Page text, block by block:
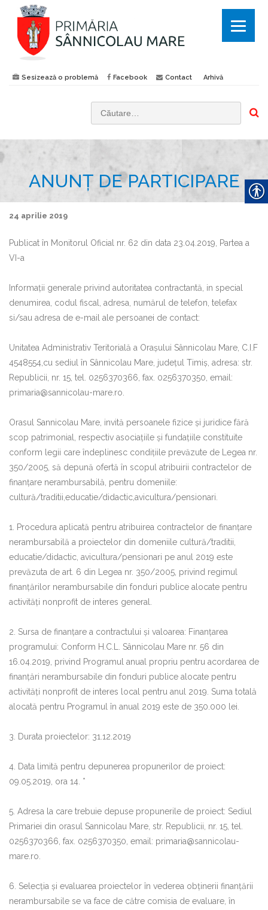
Sesizează o problemă Facebook Contact Arhivă
ă
:
ANUNŢ DE PARTICIPARE
24 aprilie 2019
Publicat în Monitorul Oficial nr. 62 din data 23.04.2019, Partea a
VI-a
Informaţii generale privind autoritatea contractantă, in special
denumirea, codul fiscal, adresa, numărul de telefon, telefax
si/sau adresa de e-mail ale persoanei de contact:
Unitatea Administrativ Teritorială a Orașului Sânnicolau Mare, C.I.F
4548554,cu sediul în Sânnicolau Mare, județul Timiș, adresa: str.
Republicii, nr. 15, tel. 0256370366, fax. 0256370350, email:
primaria@sannicolau-mare.ro.
Orasul Sannicolau Mare, invită persoanele fizice şi juridice fără
scop patrimonial, respectiv asociaţiile şi fundaţiile constituite
conform legii care îndeplinesc condiţiile prevăzute de Legea nr.
350/2005, să depună ofertă în scopul atribuirii contractelor de
finanţare nerambursabilă, pentru domeniile:
cultură/traditii,educatie/didactic,avicultura/pensionari.
1. Procedura aplicată pentru atribuirea contractelor de finanţare
nerambursabilă a proiectelor din domeniile cultură/traditii,
educatie/didactic, avicultura/pensionari pe anul 2019 este
prevăzuta de art. 6 din Legea nr. 350/2005, privind regimul
finanţărilor nerambursabile din fonduri publice alocate pentru
activităţi nonprofit de interes general.
2. Sursa de finanţare a contractului şi valoarea: Finanţarea
programului: Conform H.C.L. Sânnicolau Mare nr. 56 din
16.04.2019, privind Programul anual propriu pentru acordarea de
finanțări nerambursabile din fonduri publice alocate pentru
activități nonprofit de interes local pentru anul 2019. Suma totală
alocată pentru Programul în anual 2019 este de 350.000 lei.
3. Durata proiectelor: 31.12.2019
4. Data limită pentru depunerea propunerilor de proiect:
09.05.2019, ora 14. *
5. Adresa la care trebuie depuse propunerile de proiect: Sediul
Primariei din orasul Sannicolau Mare, str. Republicii, nr. 15, tel.
0256370366, fax. 0256370350, email: primaria@sannicolau-
mare.ro.
6. Selecţia şi evaluarea proiectelor în vederea obţinerii finanţării
nerambursabile se va face de către comisia de evaluare, în